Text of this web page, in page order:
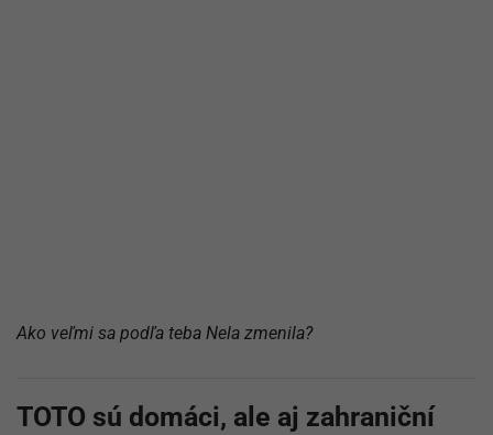
Ako veľmi sa podľa teba Nela zmenila?
TOTO sú domáci, ale aj zahraniční